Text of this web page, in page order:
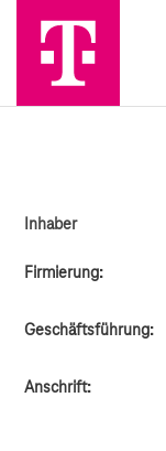
Inhaber
Firmierung:
Geschäftsführung:
Anschrift: